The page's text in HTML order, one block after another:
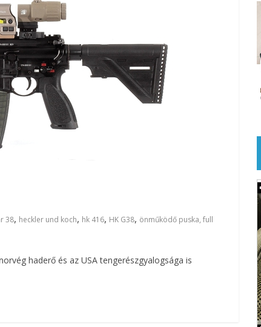
38, heckler und koch, hk 416, HK G38, önműködő puska, full
haderő és az USA tengerészgyalogsága is